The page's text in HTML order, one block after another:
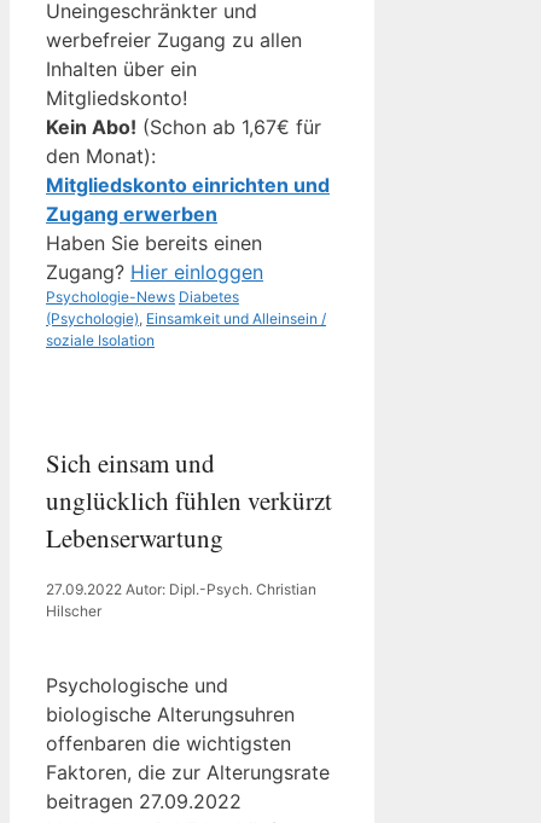
Uneingeschränkter und
werbefreier Zugang zu allen
Inhalten über ein
Mitgliedskonto!
Kein Abo! (Schon ab 1,67€ für
den Monat):
Mitgliedskonto einrichten und
Zugang erwerben
Haben Sie bereits einen
Zugang? Hier einloggen
Kategorien
Psychologie-News Schlagwörter
Diabetes
(Psychologie), Einsamkeit und Alleinsein /
soziale Isolation
Sich einsam und
unglücklich fühlen verkürzt
Lebenserwartung
27.09.2022 Autor: Dipl.-Psych. Christian
Hilscher
Psychologische und
biologische Alterungsuhren
offenbaren die wichtigsten
Faktoren, die zur Alterungsrate
beitragen 27.09.2022